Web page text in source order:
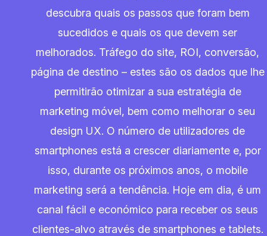
descubra quais os passos que foram bem
sucedidos e quais os que devem ser
melhorados. Tráfego do site, ROI, conversão,
página de destino – estes são os dados que lhe
permitirão otimizar a sua estratégia de
marketing móvel, bem como melhorar o seu
design UX. O número de utilizadores de
smartphones está a crescer diariamente e, por
isso, durante os próximos anos, o mobile
marketing será a tendência. Hoje em dia, é um
canal fácil e económico para receber os seus
clientes-alvo através de smartphones e tablets.